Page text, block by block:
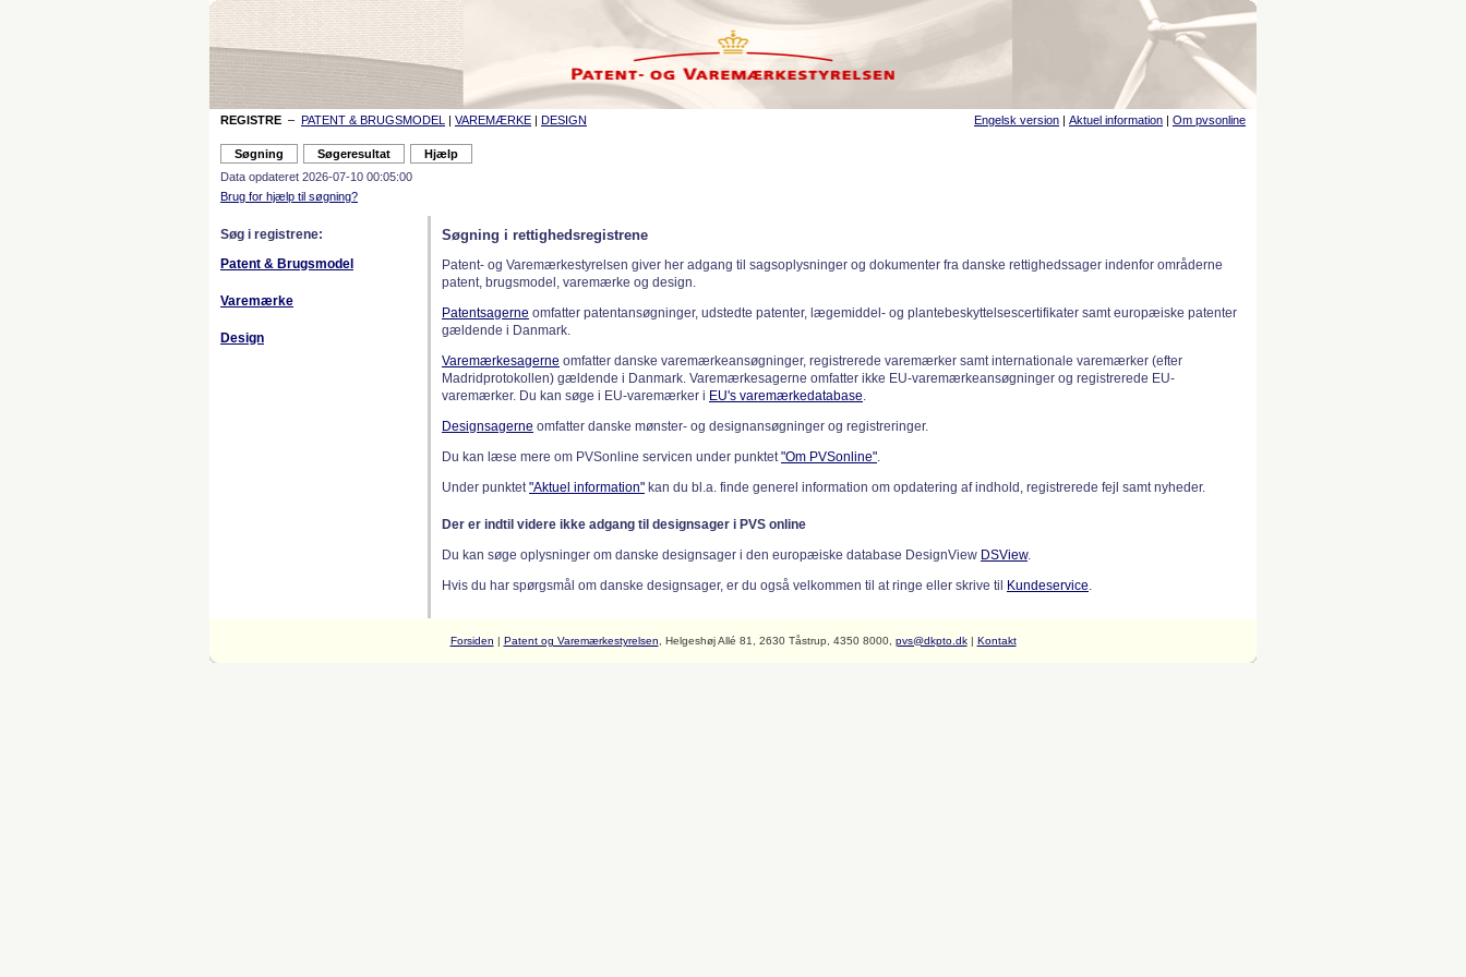
REGISTRE – PATENT & BRUGSMODEL | VAREMÆRKE | DESIGN Engelsk version | Aktuel information | Om pvsonline
Data opdateret 2026-07-10 00:05:00
Brug for hjælp til søgning?
Søg i registrene:
Patent & Brugsmodel
Varemærke
Design
Søgning i rettighedsregistrene
Patent- og Varemærkestyrelsen giver her adgang til sagsoplysninger og dokumenter fra danske rettighedssager indenfor områderne
patent, brugsmodel, varemærke og design.
Patentsagerne omfatter patentansøgninger, udstedte patenter, lægemiddel- og plantebeskyttelsescertifikater samt europæiske patenter
gældende i Danmark.
Varemærkesagerne omfatter danske varemærkeansøgninger, registrerede varemærker samt internationale varemærker (efter
Madridprotokollen) gældende i Danmark. Varemærkesagerne omfatter ikke EU-varemærkeansøgninger og registrerede EU-
varemærker. Du kan søge i EU-varemærker i EU's varemærkedatabase.
Designsagerne omfatter danske mønster- og designansøgninger og registreringer.
Du kan læse mere om PVSonline servicen under punktet"Om PVSonline".
Under punktet"Aktuel information" kan du bl.a. finde generel information om opdatering af indhold, registrerede fejl samt nyheder.
Der er indtil videre ikke adgang til designsager i PVS online
Du kan søge oplysninger om danske designsager i den europæiske database DesignView DSView.
Hvis du har spørgsmål om danske designsager, er du også velkommen til at ringe eller skrive til
Kundeservice.
Forsiden | Patent og Varemærkestyrelsen , Helgeshøj Allé 81, 2630 Tåstrup, 4350 8000, pvs@dkpto.dk| Kontakt